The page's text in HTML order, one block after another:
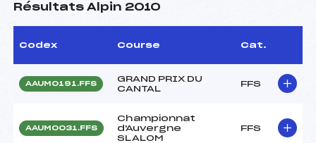
Résultats Alpin 2010
Codex Course Cat.
AAUM0191.FFS
GRAND PRIX DU
CANTAL
FFS
AAUM0031.FFS
Championnat
d'Auvergne
SLALOM
FFS